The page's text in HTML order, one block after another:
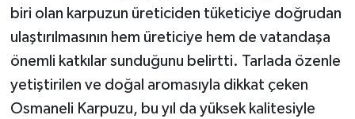
biri olan karpuzun üreticiden tüketiciye doğrudan
ulaştırılmasının hem üreticiye hem de vatandaşa
önemli katkılar sunduğunu belirtti. Tarlada özenle
yetiştirilen ve doğal aromasıyla dikkat çeken
Osmaneli Karpuzu, bu yıl da yüksek kalitesiyle